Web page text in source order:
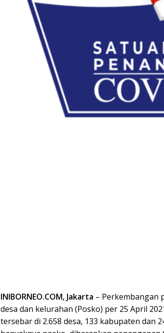
INIBORNEO.COM, Jakarta – Perkembangan
desa dan kelurahan (Posko) per 25 April
tersebar di 2.658 desa, 133 kabupaten dan